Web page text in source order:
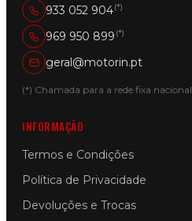
933 052 904(*)
969 950 899 (*)
geral@motorin.pt
(*) Chamada para a rede fixa nacional
INFORMAÇÃO
Termos e Condições
Política de Privacidade
Devoluções e Trocas